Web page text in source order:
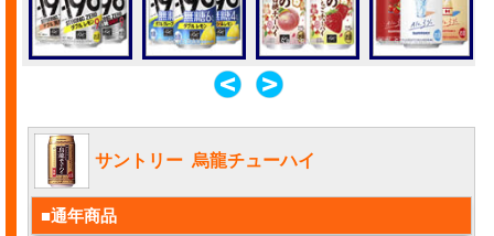
サントリー 烏龍チューハイ
■通年商品